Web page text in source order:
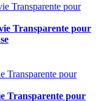
Transparente pour
Transparente pour